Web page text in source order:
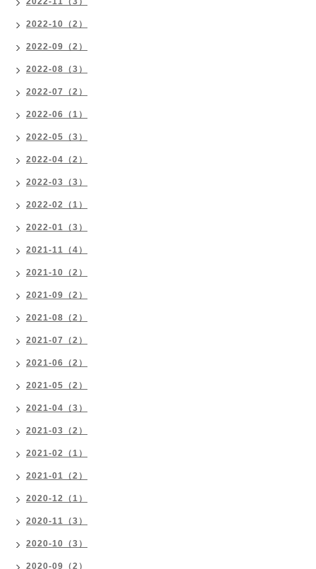
2022-10（2）
2022-09（2）
2022-08（3）
2022-07（2）
2022-06（1）
2022-05（3）
2022-04（2）
2022-03（3）
2022-02（1）
2022-01（3）
2021-11（4）
2021-10（2）
2021-09（2）
2021-08（2）
2021-07（2）
2021-06（2）
2021-05（2）
2021-04（3）
2021-03（2）
2021-02（1）
2021-01（2）
2020-12（1）
2020-11（3）
2020-10（3）
2020-09（2）